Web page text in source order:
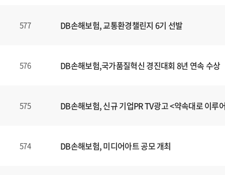
577 DB손해보험, 교통환경챌린지 6기 선발
576 DB손해보험,국가품질혁신 경진대회 8년 연속 수상
575 DB손해보험, 신규 기업PR TV광고 <약속대로 이루
574 DB손해보험, 미디어아트 공모 개최